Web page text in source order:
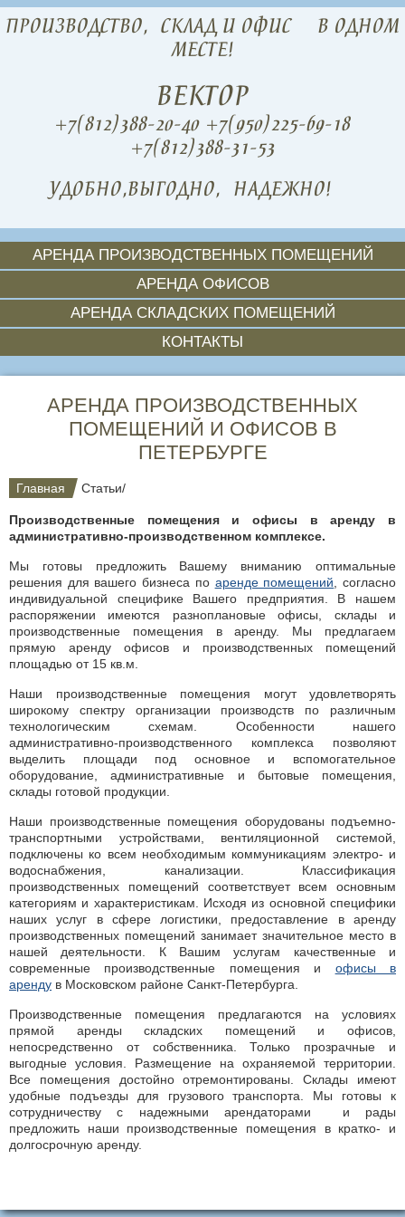
ПРОИЗВОДСТВО, СКЛАД И ОФИС В ОДНОМ
МЕСТЕ!
ВЕКТОР
+7(812)388-20-40 +7(950)225-69-18
+7(812)388-31-53
УДОБНО,ВЫГОДНО, НАДЕЖНО!
АРЕНДА ПРОИЗВОДСТВЕННЫХ ПОМЕЩЕНИЙ
АРЕНДА ОФИСОВ
АРЕНДА СКЛАДСКИХ ПОМЕЩЕНИЙ
КОНТАКТЫ
АРЕНДА ПРОИЗВОДСТВЕННЫХ
ПОМЕЩЕНИЙ И ОФИСОВ В
ПЕТЕРБУРГЕ
Главная Статьи/
Производственные помещения и офисы в аренду в
административно-производственном комплексе.
Мы готовы предложить Вашему вниманию оптимальные
решения для вашего бизнеса по аренде помещений , согласно
индивидуальной специфике Вашего предприятия. В нашем
распоряжении имеются разноплановые офисы, склады и
производственные помещения в аренду. Мы предлагаем
прямую аренду офисов и производственных помещений
площадью от 15 кв.м.
Наши производственные помещения могут удовлетворять
широкому спектру организации производств по различным
технологическим схемам. Особенности нашего
административно-производственного комплекса позволяют
выделить площади под основное и вспомогательное
оборудование, административные и бытовые помещения,
склады готовой продукции.
Наши производственные помещения оборудованы подъемно-
транспортными устройствами, вентиляционной системой,
подключены ко всем необходимым коммуникациям электро- и
водоснабжения, канализации. Классификация
производственных помещений соответствует всем основным
категориям и характеристикам. Исходя из основной специфики
наших услуг в сфере логистики, предоставление в аренду
производственных помещений занимает значительное место в
нашей деятельности. К Вашим услугам качественные и
современные производственные помещения и офисы в
аренду в Московском районе Санкт-Петербурга.
Производственные помещения предлагаются на условиях
прямой аренды складских помещений и офисов,
непосредственно от собственника. Только прозрачные и
выгодные условия. Размещение на охраняемой территории.
Все помещения достойно отремонтированы. Склады имеют
удобные подъезды для грузового транспорта. Мы готовы к
сотрудничеству с надежными арендаторами и рады
предложить наши производственные помещения в кратко- и
долгосрочную аренду.